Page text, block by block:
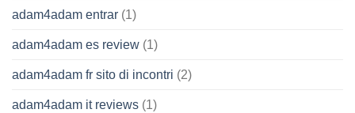
adam4adam entrar (1)
adam4adam es review (1)
adam4adam fr sito di incontri (2)
adam4adam it reviews (1)